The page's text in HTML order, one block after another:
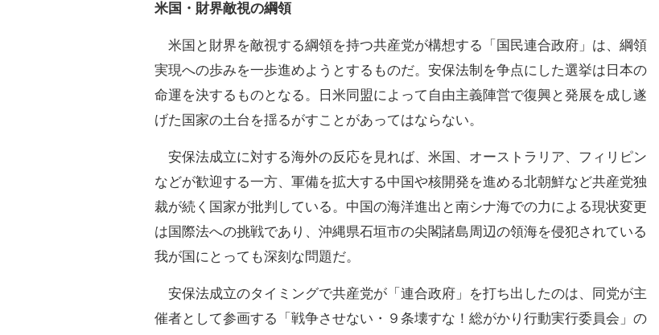
米国・財界敵視の綱領
米国と財界を敵視する綱領を持つ共産党が構想する「国民連合政府」は、綱領
実現への歩みを一歩進めようとするものだ。安保法制を争点にした選挙は日本の
命運を決するものとなる。日米同盟によって自由主義陣営で復興と発展を成し遂
げた国家の土台を揺るがすことがあってはならない。
安保法成立に対する海外の反応を見れば、米国、オーストラリア、フィリピン
などが歓迎する一方、軍備を拡大する中国や核開発を進める北朝鮮など共産党独
裁が続く国家が批判している。中国の海洋進出と南シナ海での力による現状変更
は国際法への挑戦であり、沖縄県石垣市の尖閣諸島周辺の領海を侵犯されている
我が国にとっても深刻な問題だ。
安保法成立のタイミングで共産党が「連合政府」を打ち出したのは、同党が主
催者として参画する「戦争させない・９条壊すな！総がかり行動実行委員会」の